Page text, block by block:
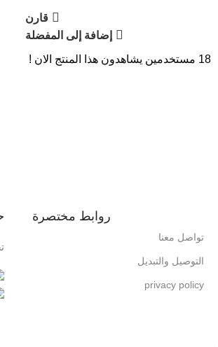
قارن
إضافة إلى المفضلة
18 مستخدمين يشاهدون هذا المنتج الان !
روابط مختصرة
تواصل معنا
التوصيل والتبديل
privacy policy